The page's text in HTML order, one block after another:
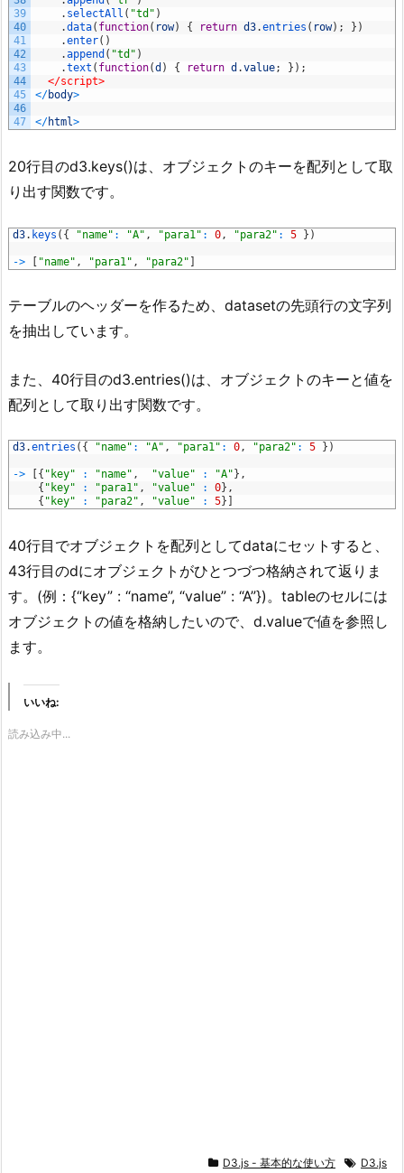
39
40
41
42
43
44
45
46
47
. selectAll ( "td" )
.data( function( row) { return d3.entries ( row) ; } )
.enter( )
.append ( "td" )
.text ( function(d ) { return d .value; } ) ;
</script>
</body>
</html>
20行目のd3.keys()は、オブジェクトのキーを配列として取
り出す関数です。
d3. keys ( { "name" : "A" , "para1" : 0 , "para2" : 5 } )
-> [ "name" , "para1" , "para2" ]
テーブルのヘッダーを作るため、datasetの先頭行の文字列
を抽出しています。
また、40行目のd3.entries()は、オブジェクトのキーと値を
配列として取り出す関数です。
d3.entries ( { "name" : "A" , "para1" : 0, "para2" : 5 } )
-> { "key" : "name" , "value" : "A" } ,
{ "key" : "para1" , "value" : 0} ,
{ "key" : "para2" , "value" : 5}
40行目でオブジェクトを配列としてdataにセットすると、
43行目のdにオブジェクトがひとつづつ格納されて返りま
す。(例：{“key” : “name”, “value” : “A”})。tableのセルには
オブジェクトの値を格納したいので、d.valueで値を参照し
ます。
いいね:
読み込み中...
D3.js - 基本的な使い方 D3.js